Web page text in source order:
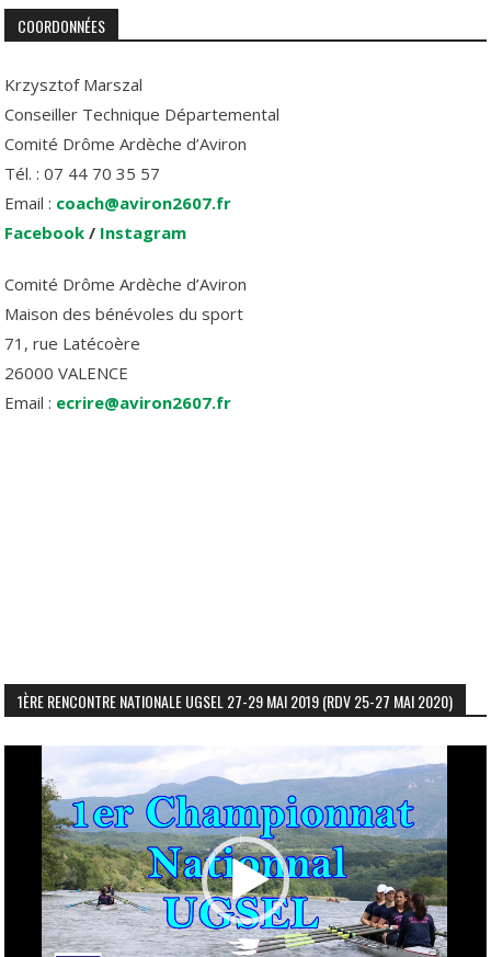
COORDONNÉES
Krzysztof Marszal
Conseiller Technique Départemental
Comité Drôme Ardèche d’Aviron
Tél. : 07 44 70 35 57
Email : coach@aviron2607.fr
Facebook / Instagram
Comité Drôme Ardèche d’Aviron
Maison des bénévoles du sport
71, rue Latécoère
26000 VALENCE
Email : ecrire@aviron2607.fr
1ÈRE RENCONTRE NATIONALE UGSEL 27-29 MAI 2019 (RDV 25-27 MAI 2020)
vidéo